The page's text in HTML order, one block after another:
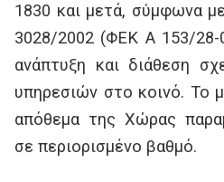
1830 και μετά, σύμφωνα
3028/2002 (ΦΕΚ Α 153/28-
ανάπτυξη και διάθεση
υπηρεσιών στο κοινό. Το
απόθεμα της Χώρας
σε περιορισμένο βαθμό.